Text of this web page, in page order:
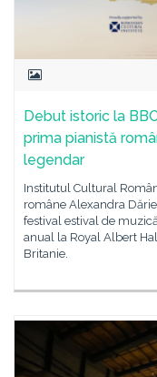
Debut istoric la
prima pianistă
legendar
Institutul Cultural
române Alexandra
festival estival de
anual la Royal Albert
Britanie.